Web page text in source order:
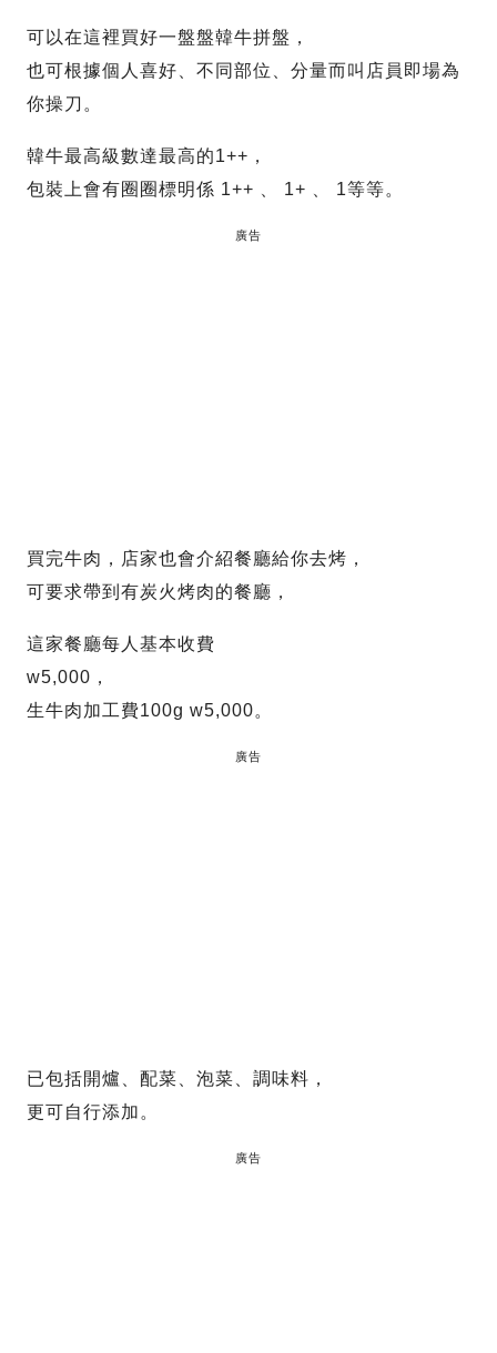
可以在這裡買好一盤盤韓牛拼盤，
也可根據個人喜好、不同部位、分量而叫店員即場為
你操刀。
韓牛最高級數達最高的1++，
包裝上會有圈圈標明係 1++ 、 1+ 、 1等等。
廣告
買完牛肉，店家也會介紹餐廳給你去烤，
可要求帶到有炭火烤肉的餐廳，
這家餐廳每人基本收費
w5,000，
生牛肉加工費100g w5,000。
廣告
已包括開爐、配菜、泡菜、調味料，
更可自行添加。
廣告